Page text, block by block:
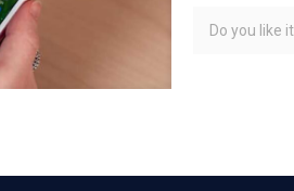
Do you like